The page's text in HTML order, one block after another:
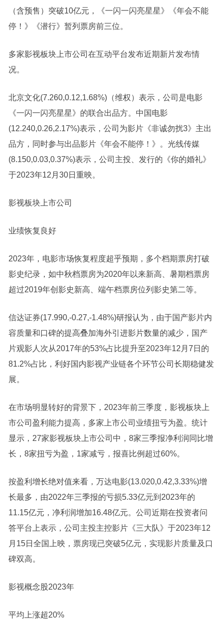
（含预售）突破10亿元，《一闪一闪亮星星》《年会不能
停！》《潜行》暂列票房前三位。
多家影视板块上市公司在互动平台发布近期新片发布情
况。
北京文化(7.260,0.12,1.68%)（维权）表示，公司是电影
《一闪一闪亮星星》的联合出品方。中国电影
(12.240,0.26,2.17%)表示，公司为影片《非诚勿扰3》主出
品方，同时参与出品影片《年会不能停！》。光线传媒
(8.150,0.03,0.37%)表示，公司主投、发行的《你的婚礼》
于2023年12月30日重映。
影视板块上市公司
业绩恢复良好
2023年，电影市场恢复程度超乎预期，多个档期票房打破
影史纪录，如中秋档票房为2020年以来新高、暑期档票房
超过2019年创影史新高、端午档票房位列影史第二等。
信达证券(17.990,-0.27,-1.48%)研报认为，由于国产影片内
容质量和口碑的提高叠加海外引进影片数量的减少，国产
片观影人次从2017年的53%占比提升至2023年12月7日的
81.2%占比，利好国内影视产业链各个环节公司长期稳健发
展。
在市场明显转好的背景下，2023年前三季度，影视板块上
市公司盈利能力提高，多家上市公司业绩扭亏为盈。统计
显示，27家影视板块上市公司中，8家三季报净利润同比增
长，8家扭亏为盈，1家减亏，报喜比例超过60%。
按盈利增长绝对值来看，万达电影(13.020,0.42,3.33%)增
长最多，由2022年三季报的亏损5.33亿元到2023年的
11.15亿元，净利润增加16.48亿元。公司近期在投资者问
答平台上表示，公司主投主控影片《三大队》于2023年12
月15日全国上映，票房现已突破5亿元，实现影片质量及口
碑双高。
影视概念股2023年
平均上涨超20%